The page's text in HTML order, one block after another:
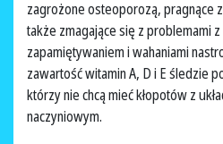
zagrożone osteoporozą, pragnące
także zmagające się z problemami
zapamiętywaniem i wahaniami
zawartość witamin A, D i E śledzie
którzy nie chcą mieć kłopotów z
naczyniowym.